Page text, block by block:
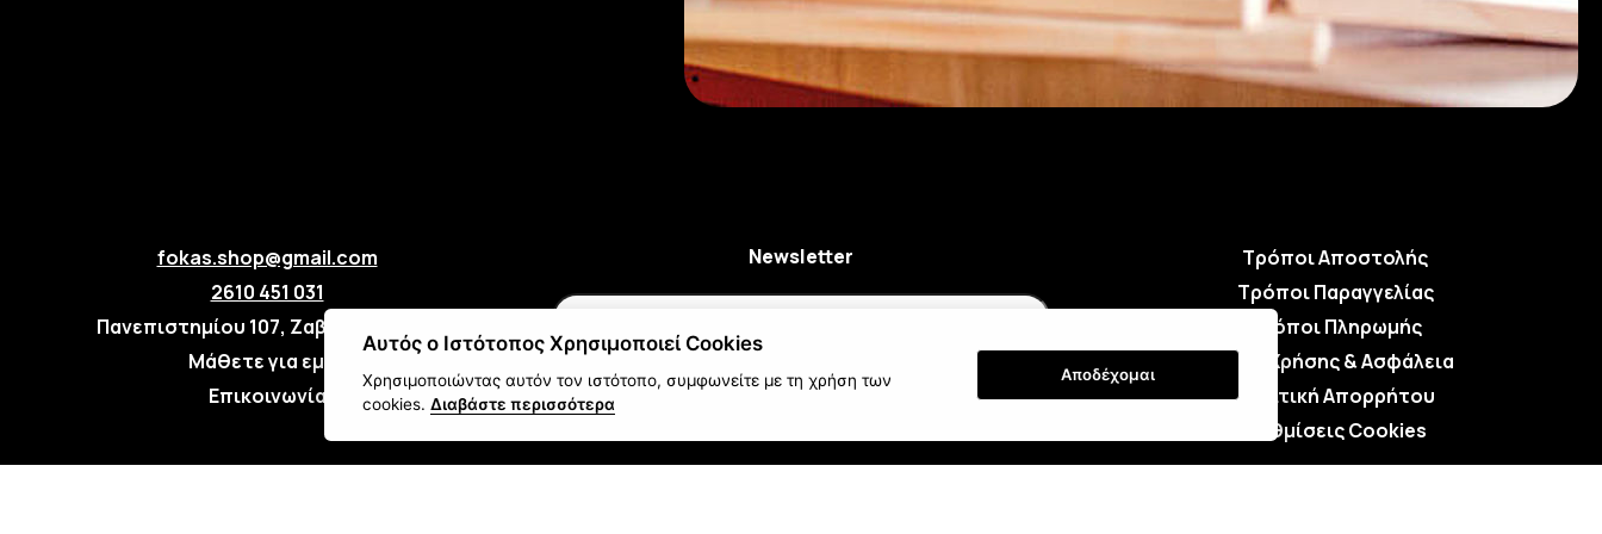
fokas.shop@gmail.com
2610 451 031
Πανεπιστημίου 107, Ζαβλάνι, Πάτρα
Μάθετε για εμάς
Επικοινωνία
Newsletter
Εγγραφή
Τρόποι Αποστολής
Τρόποι Παραγγελίας
Τρόποι Πληρωμής
Όροι Χρήσης & Ασφάλεια
Πολιτική Απορρήτου
Ρυθμίσεις Cookies
Αυτός ο Ιστότοπος Χρησιμοποιεί Cookies
Χρησιμοποιώντας αυτόν τον ιστότοπο, συμφωνείτε με τη χρήση των
cookies. Διαβάστε περισσότερα
Αποδέχομαι